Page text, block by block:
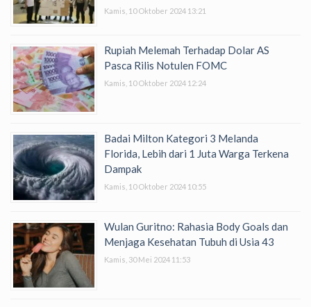
Kamis, 10 Oktober 2024 13:21
Rupiah Melemah Terhadap Dolar AS
Pasca Rilis Notulen FOMC
Kamis, 10 Oktober 2024 12:24
Badai Milton Kategori 3 Melanda
Florida, Lebih dari 1 Juta Warga Terkena
Dampak
Kamis, 10 Oktober 2024 10:55
Wulan Guritno: Rahasia Body Goals dan
Menjaga Kesehatan Tubuh di Usia 43
Kamis, 30 Mei 2024 11:53